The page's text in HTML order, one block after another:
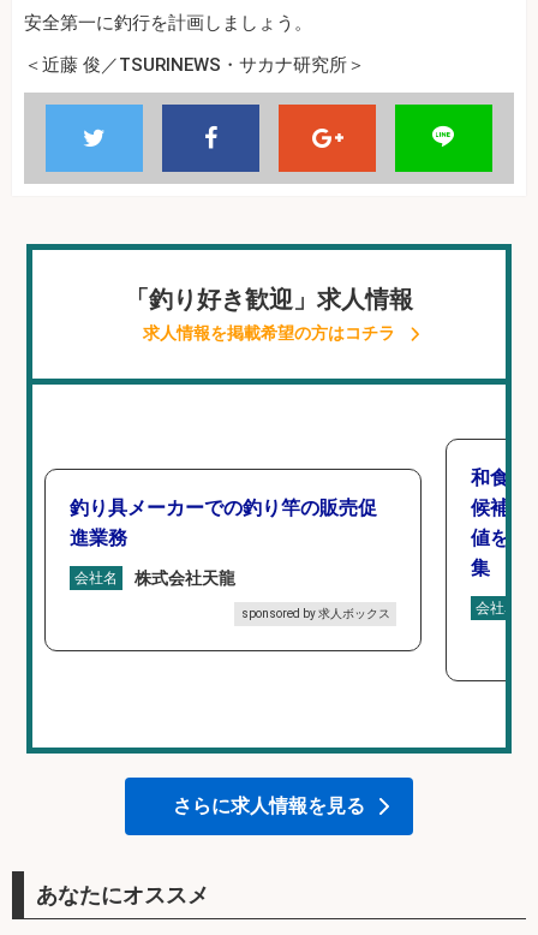
安全第一に釣行を計画しましょう。
＜近藤 俊／TSURINEWS・サカナ研究所＞
「釣り好き歓迎」求人情報
求人情報を掲載希望の方はコチラ
釣り具メーカーでの釣り竿の販売促
進業務
会社名 株式会社天龍
sponsored by 求人ボックス
和食,
候補/
値を上
集
会社名
さらに求人情報を見る
あなたにオススメ